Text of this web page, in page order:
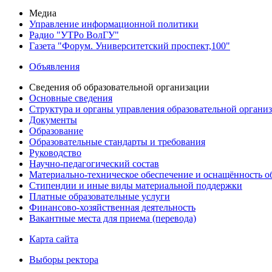
Медиа
Управление информационной политики
Радио "УТРо ВолГУ"
Газета "Форум. Университетский проспект,100"
Объявления
Сведения об образовательной организации
Основные сведения
Структура и органы управления образовательной
Документы
Образование
Образовательные стандарты и требования
Руководство
Научно-педагогический состав
Материально-техническое обеспечение и оснащённость
Стипендии и иные виды материальной поддержки
Платные образовательные услуги
Финансово-хозяйственная деятельность
Вакантные места для приема (перевода)
Карта сайта
Выборы ректора